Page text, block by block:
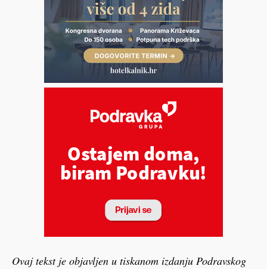
Ovaj tekst je objavljen u tiskanom izdanju Podravskog